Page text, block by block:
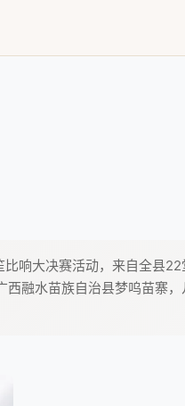
响大决赛活动，来自全县
融水苗族自治县梦呜苗寨，